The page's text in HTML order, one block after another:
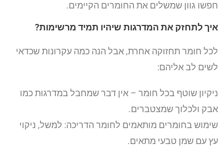
חפשו גוון שמשלים את החומרים הקיימים.
איך לתחזק את המדרגות שיהיו תמיד מרשימות?
לכל חומר תחזוקה אחרת, אבל הנה כמה עקרונות שכדאי
לשים לב אליהם:
ניקיון שוטף בכל חומר – אין דבר שמחבל במדרגות כמו
אבק ולכלוך שמצטברים.
שימוש בחומרים מותאמים לחומר הדריכה: למשל, ניקוי
עץ עם שמן טבעי מתאים.